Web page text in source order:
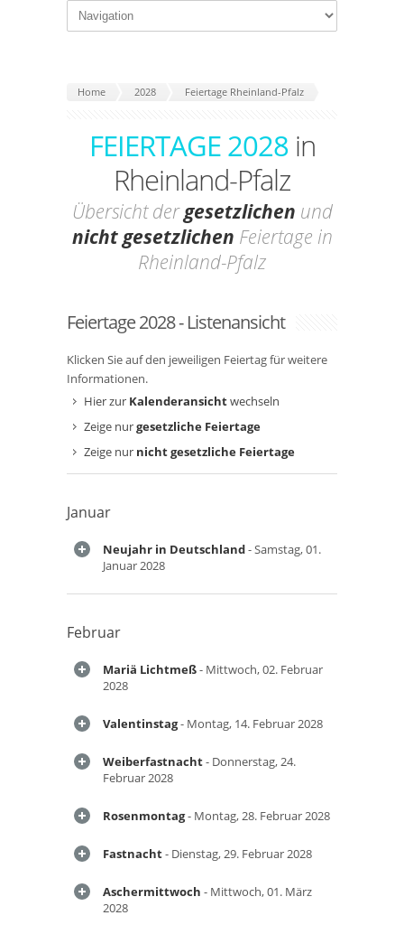
Home 2028 Feiertage Rheinland-Pfalz
FEIERTAGE 2028 in
Rheinland-Pfalz
Übersicht dergesetzlichen und
nicht gesetzlichen Feiertage in
Rheinland-Pfalz
Feiertage 2028 - Listenansicht
Klicken Sie auf den jeweiligen Feiertag für weitere
Informationen.
Hier zur Kalenderansichtwechseln
Zeige nurgesetzliche Feiertage
Zeige nur nicht gesetzliche Feiertage
Januar
Neujahr in Deutschland- Samstag, 01.
Januar 2028
Februar
Mariä Lichtmeß- Mittwoch, 02. Februar
2028
Valentinstag- Montag, 14. Februar 2028
Weiberfastnacht- Donnerstag, 24.
Februar 2028
Rosenmontag- Montag, 28. Februar 2028
Fastnacht- Dienstag, 29. Februar 2028
Aschermittwoch - Mittwoch, 01. März
2028